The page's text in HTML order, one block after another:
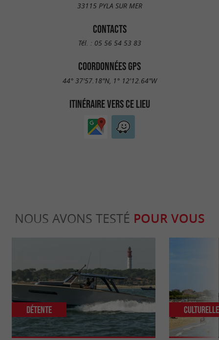
33115 PYLA SUR MER
CONTACTS
Tél. : 05 56 54 53 83
COORDONNÉES GPS
44° 37'57.18"N, 1° 12'12.64"W
ITINÉRAIRE VERS CE LIEU
NOUS AVONS TESTÉ POUR VOUS
Détente Culturelle